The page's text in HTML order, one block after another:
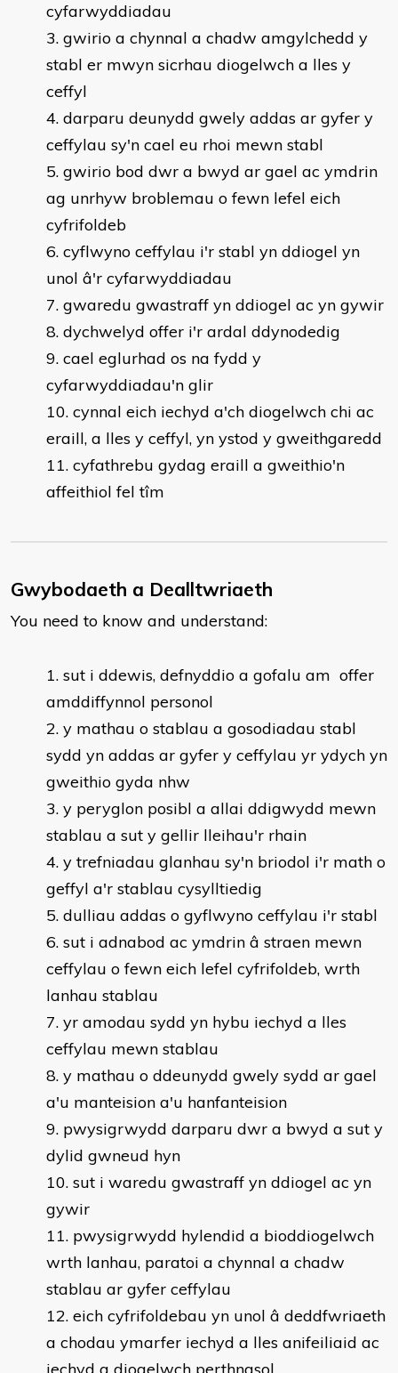
cyfarwyddiadau
gwirio a chynnal a chadw amgylchedd y
stabl er mwyn sicrhau diogelwch a lles y
ceffyl
darparu deunydd gwely addas ar gyfer y
ceffylau sy'n cael eu rhoi mewn stabl
gwirio bod dwr a bwyd ar gael ac ymdrin
ag unrhyw broblemau o fewn lefel eich
cyfrifoldeb
cyflwyno ceffylau i'r stabl yn ddiogel yn
unol â'r cyfarwyddiadau
gwaredu gwastraff yn ddiogel ac yn gywir
dychwelyd offer i'r ardal ddynodedig
cael eglurhad os na fydd y
cyfarwyddiadau'n glir
cynnal eich iechyd a'ch diogelwch chi ac
eraill, a lles y ceffyl, yn ystod y gweithgaredd
cyfathrebu gydag eraill a gweithio'n
affeithiol fel tîm
Gwybodaeth a Dealltwriaeth
You need to know and understand:
sut i ddewis, defnyddio a gofalu am offer
amddiffynnol personol
y mathau o stablau a gosodiadau stabl
sydd yn addas ar gyfer y ceffylau yr ydych yn
gweithio gyda nhw
y peryglon posibl a allai ddigwydd mewn
stablau a sut y gellir lleihau'r rhain
y trefniadau glanhau sy'n briodol i'r math o
geffyl a'r stablau cysylltiedig
dulliau addas o gyflwyno ceffylau i'r stabl
sut i adnabod ac ymdrin â straen mewn
ceffylau o fewn eich lefel cyfrifoldeb, wrth
lanhau stablau
yr amodau sydd yn hybu iechyd a lles
ceffylau mewn stablau
y mathau o ddeunydd gwely sydd ar gael
a'u manteision a'u hanfanteision
pwysigrwydd darparu dwr a bwyd a sut y
dylid gwneud hyn
sut i waredu gwastraff yn ddiogel ac yn
gywir
pwysigrwydd hylendid a bioddiogelwch
wrth lanhau, paratoi a chynnal a chadw
stablau ar gyfer ceffylau
eich cyfrifoldebau yn unol â deddfwriaeth
a chodau ymarfer iechyd a lles anifeiliaid ac